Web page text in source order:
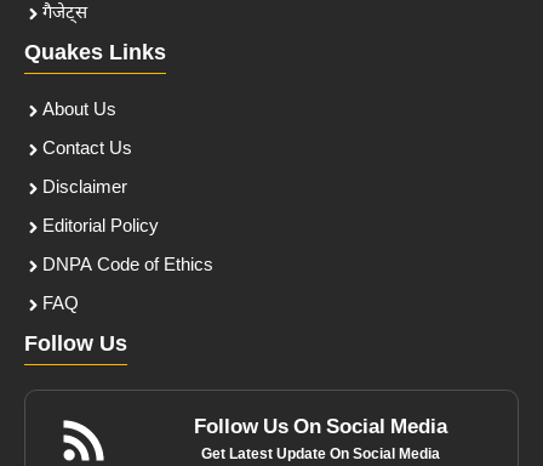
गैजेट्स
Quakes Links
About Us
Contact Us
Disclaimer
Editorial Policy
DNPA Code of Ethics
FAQ
Follow Us
Follow Us On Social Media
Get Latest Update On Social Media